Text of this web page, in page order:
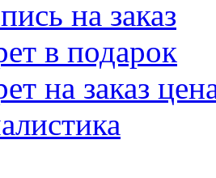
на заказ
в подарок
на заказ